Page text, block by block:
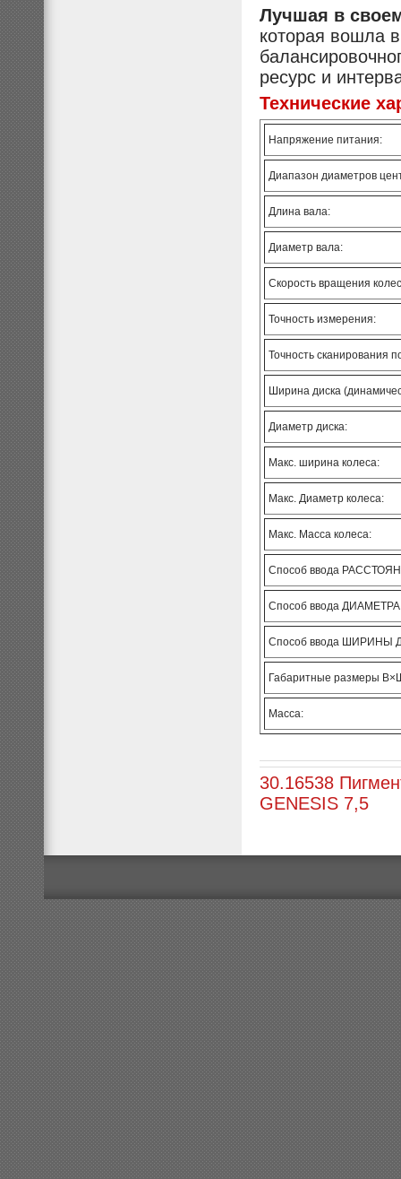
Лучшая в
которая вошла
ресурс и
Технические
Напряжение питания:
Диапазон диаметров
Длина вала:
Диаметр вала:
Скорость вращения
Точность измерения:
Точность сканирования
Ширина диска
Диаметр диска:
Макс. ширина колеса:
Макс. Диаметр колеса:
Макс. Масса колеса:
Способ ввода
Способ ввода
Способ ввода ШИРИНЫ
Габаритные размеры
Масса:
30.16538
GENESIS 7,5